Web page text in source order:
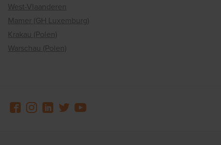
West-Vlaanderen
Mamer (GH Luxemburg)
Krakau (Polen)
Warschau (Polen)